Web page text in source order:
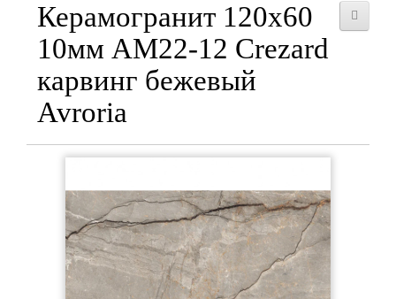
Керамогранит 120x60
10мм AM22-12 Crezard
карвинг бежевый
Avroria